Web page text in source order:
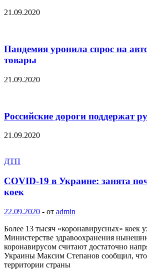
21.09.2020
Пандемия уронила спрос на
товары
21.09.2020
Российские дороги поддержат
21.09.2020
ДТП
COVID-19 в Украине: занята
коек
22.09.2020 - от admin
Более 13 тысяч «коронавирусных» коек
Министерстве здравоохранения
коронавирусом считают достаточно
Украины Максим Степанов сообщил,
территории страны